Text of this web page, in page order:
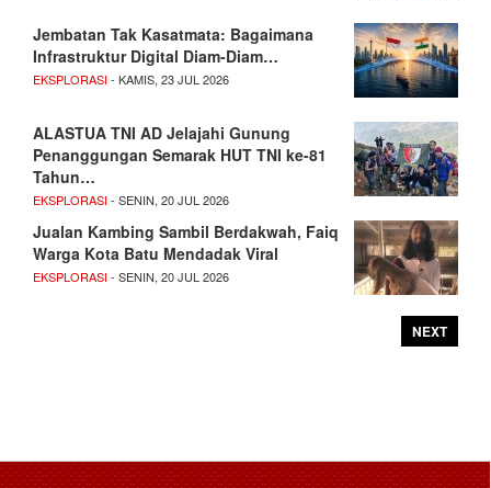
Jembatan Tak Kasatmata: Bagaimana
Infrastruktur Digital Diam-Diam…
EKSPLORASI- KAMIS, 23 JUL 2026
ALASTUA TNI AD Jelajahi Gunung
Penanggungan Semarak HUT TNI ke-81
Tahun…
EKSPLORASI- SENIN, 20 JUL 2026
Jualan Kambing Sambil Berdakwah, Faiq
Warga Kota Batu Mendadak Viral
EKSPLORASI- SENIN, 20 JUL 2026
NEXT